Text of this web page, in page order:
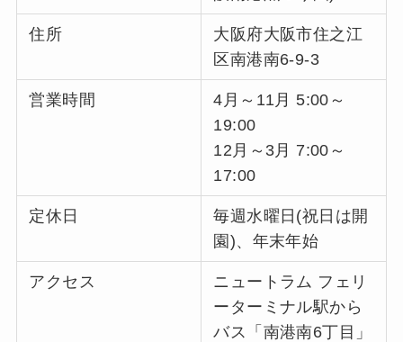
住所
大阪府大阪市住之江
区南港南6-9-3
営業時間
4月～11月 5:00～
19:00
12月～3月 7:00～
17:00
定休日
毎週水曜日(祝日は開
園)、年末年始
アクセス
ニュートラム フェリ
ーターミナル駅から
バス「南港南6丁目」